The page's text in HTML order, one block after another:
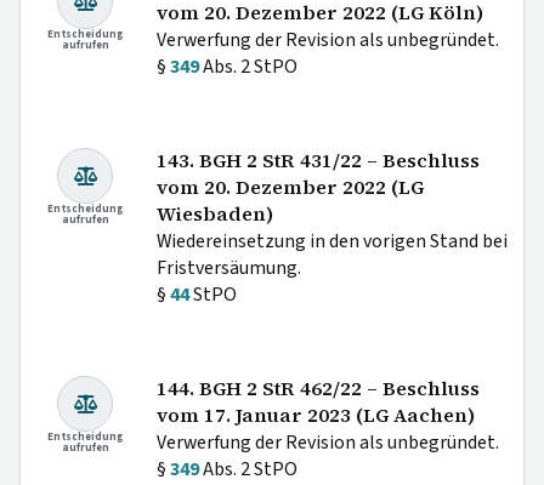
Entscheidung
aufrufen
vom 20. Dezember 2022 (LG Köln)
Verwerfung der Revision als unbegründet.
§349Abs. 2 StPO
Entscheidung
aufrufen
143. BGH 2 StR 431/22 – Beschluss
vom 20. Dezember 2022 (LG
Wiesbaden)
Wiedereinsetzung in den vorigen Stand bei
Fristversäumung.
§44StPO
Entscheidung
aufrufen
144. BGH 2 StR 462/22 – Beschluss
vom 17. Januar 2023 (LG Aachen)
Verwerfung der Revision als unbegründet.
§349Abs. 2 StPO